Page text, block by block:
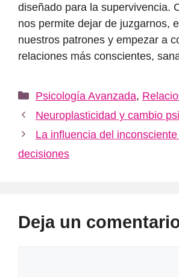
diseñado para la supervivencia.
nos permite dejar de juzgarnos,
nuestros patrones y empezar a
relaciones más conscientes,
Categorías
Psicología Avanzada,
Neuroplasticidad y cambio
La influencia del
decisiones
Deja un